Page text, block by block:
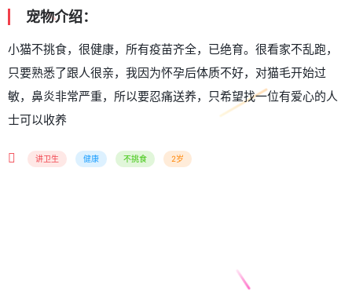
宠物介绍：
小猫不挑食，很健康，所有疫苗齐全，已绝育。很看家不乱跑，
只要熟悉了跟人很亲，我因为怀孕后体质不好，对猫毛开始过
敏，鼻炎非常严重，所以要忍痛送养，只希望找一位有爱心的人
士可以收养
讲卫生 健康 不挑食 2岁